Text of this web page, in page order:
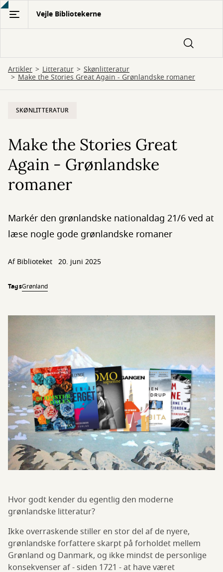
Gå
hovedindhold
Vejle Bibliotekerne
Artikler Litteratur Skønlitteratur
Make the Stories Great Again - Grønlandske romaner
SKØNLITTERATUR
Make the Stories Great
Again - Grønlandske
romaner
Markér den grønlandske nationaldag 21/6 ved at
læse nogle gode grønlandske romaner
Af Biblioteket 20. juni 2025
TagsGrønland
Hvor godt kender du egentlig den moderne
grønlandske litteratur?
Ikke overraskende stiller en stor del af de nyere,
grønlandske forfattere skarpt på forholdet mellem
Grønland og Danmark, og ikke mindst de personlige
konsekvenser af - siden 1721 - at have været